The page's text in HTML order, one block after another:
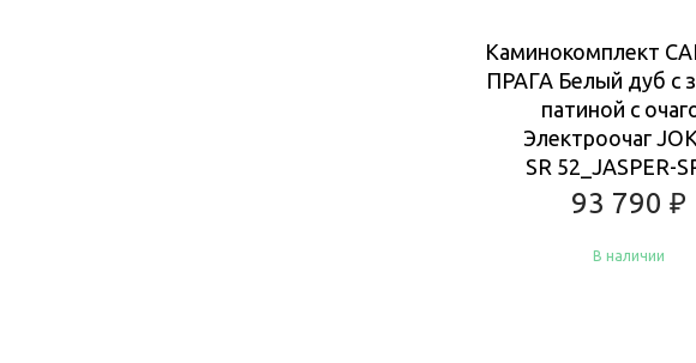
Каминокомплект
ПРАГА Белый дуб с
патиной с
Электроочаг
SR 52_JASPER-
93 790 ₽
В наличии